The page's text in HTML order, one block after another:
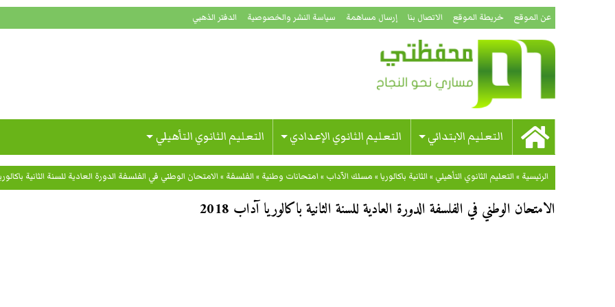
عن الموقع خريطة الموقع الاتصال بنا إرسال مساهمة سياسة النشر والخصوصية الدفتر الذهبي
التعليم الابتدائي التعليم الثانوي الإعدادي التعليم الثانوي التأهيلي
الرئيسية »التعليم الثانوي التأهيلي »الثانية باكالوريا» مسلك الآداب »امتحانات وطنية »الفلسفة »الامتحان الوطني في الفلسفة الدورة العادية للسنة الثانية باكالوريا
الامتحان الوطني في الفلسفة الدورة العادية للسنة الثانية باكالوريا آداب 2018